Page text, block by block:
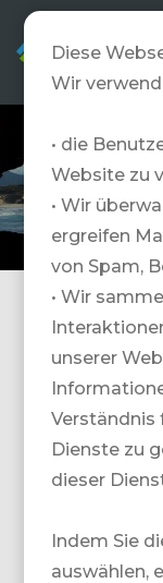
Heliski,
Diese
Wir
• die
Website zu
• Wir
ergreifen
von Spam,
• Wir
unserer
Verständnis
Dienste zu
dieser
Indem Sie
auswählen,